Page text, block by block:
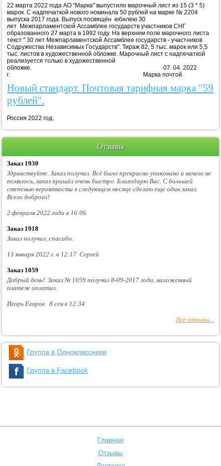
22 марта 2022 года АО "Марка" выпустило марочный лист из 15 (3 * 5)
марок. С надпечаткой нового номинала 50 рублей на марке № 2204
выпуска 2017 года. Выпуск посвящён юбилею 30
лет Межпарламентской Ассамблее государств участников СНГ
образованного 27 марта в 1992 году. На верхнем поле марочного листа
текст " 30 лет Межпарламентской Ассамблее государств - участников
Содружества Независимых Государств". Тираж 82, 5 тыс. марок или 5,5
тыс. листов в художественной обложке. Марочный лист с надпечаткой
реализуется только в художественной
обложке. 07. 04. 2022
г. Марка почтой.
Новый стандарт. Почтовая тарифная марка "59
рублей".
Россия 2022 год.
Отзывы
Заказ 1930
Здравствуйте. Заказ получил. Всё было прекрасно упаковано и ничего не
помялось, заказ пришёл очень быстро. Благодарю Вас. С большей
степенью вероятности в следующем месяце сделаю еще один заказ.
Всего доброго!
2 февраля 2022 года в 16:06
Заказ 1918
Заказ получил, спасибо.
13 января 2022 г. в 12:17 Сергей
Заказ 1059
Добрый день! Заказ № 1059 получил 8-09-2017 года, наложенный
платеж оплатил.
Игорь Егоров 8 сен в 12:34
Все отзывы...
Группа в Одноклассники
Группа в Facebook
Главная
Отзывы